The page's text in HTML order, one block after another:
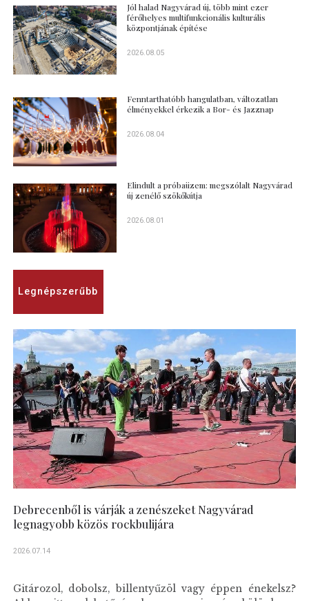
Jól halad Nagyvárad új, több mint ezer
férőhelyes multifunkcionális kulturális
központjának építése
2026.08.05
Fenntarthatóbb hangulatban, változatlan
élményekkel érkezik a Bor- és Jazznap
2026.08.04
Elindult a próbaüzem: megszólalt Nagyvárad
új zenélő szökőkútja
2026.08.01
Legnépszerűbb
Debrecenből is várják a zenészeket Nagyvárad
legnagyobb közös rockbulijára
2026.07.14
Gitározol, dobolsz, billentyűzöl vagy éppen énekelsz?